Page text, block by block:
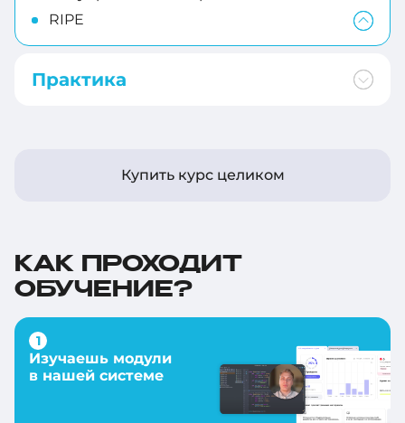
RIPE
Практика
Купить курс целиком
КАК ПРОХОДИТ
ОБУЧЕНИЕ?
Изучаешь модули
в нашей системе